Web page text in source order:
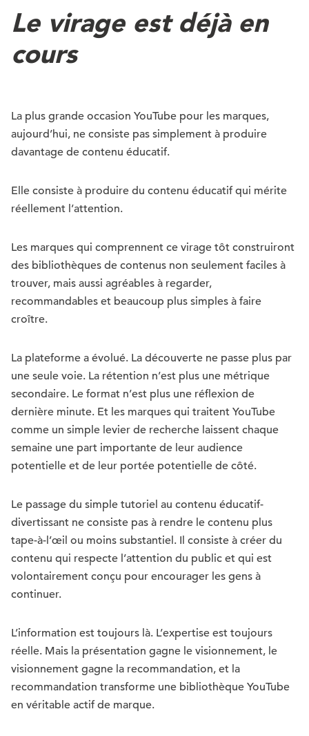
Le virage est déjà en
cours
La plus grande occasion YouTube pour les marques,
aujourd’hui, ne consiste pas simplement à produire
davantage de contenu éducatif.
Elle consiste à produire du contenu éducatif qui mérite
réellement l’attention.
Les marques qui comprennent ce virage tôt construiront
des bibliothèques de contenus non seulement faciles à
trouver, mais aussi agréables à regarder,
recommandables et beaucoup plus simples à faire
croître.
La plateforme a évolué. La découverte ne passe plus par
une seule voie. La rétention n’est plus une métrique
secondaire. Le format n’est plus une réflexion de
dernière minute. Et les marques qui traitent YouTube
comme un simple levier de recherche laissent chaque
semaine une part importante de leur audience
potentielle et de leur portée potentielle de côté.
Le passage du simple tutoriel au contenu éducatif-
divertissant ne consiste pas à rendre le contenu plus
tape-à-l’œil ou moins substantiel. Il consiste à créer du
contenu qui respecte l’attention du public et qui est
volontairement conçu pour encourager les gens à
continuer.
L’information est toujours là. L’expertise est toujours
réelle. Mais la présentation gagne le visionnement, le
visionnement gagne la recommandation, et la
recommandation transforme une bibliothèque YouTube
en véritable actif de marque.